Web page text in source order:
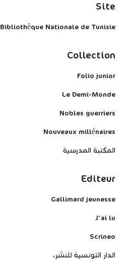
Site
Bibliothèque Nationale de Tunisie
Collection
Folio junior
Le Demi-Monde
Nobles guerriers
Nouveaux millénaires
المكتبة المدرسية
Editeur
Gallimard jeunesse
J'ai lu
Scrineo
الدار التونسية للنشر،